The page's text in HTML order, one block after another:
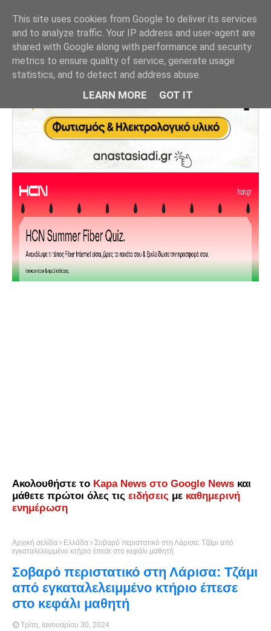
Ακολουθήστε το Kapa News στο Google News και
μάθετε πρώτοι όλες τις ειδήσεις με καθημερινή
ενημέρωση
Αρχική σελίδα Ελλάδα
Σοβαρό περιστατικό στη Λάρισα: Τζάμι από
εγκαταλελειμμένο κτήριο έπεσε στο κεφάλι μαθητή
Σοβαρό περιστατικό στη Λάρισα: Τζάμι
από εγκαταλελειμμένο κτήριο έπεσε
στο κεφάλι μαθητή
Τρίτη, Ιανουαρίου 30, 2024
This site uses cookies from Google to deliver its services
and to analyze traffic. Your IP address and user-agent are
shared with Google along with performance and security
metrics to ensure quality of service, generate usage
statistics, and to detect and address abuse.
LEARN MORE GOT IT